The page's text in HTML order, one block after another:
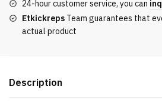
Replica
quantity
24-hour customer service, you can
Etkickreps Team guarantees that
actual product
Description